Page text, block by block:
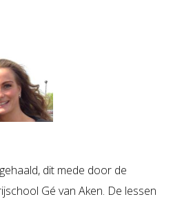
dit mede door de
Gé van Aken. De lessen